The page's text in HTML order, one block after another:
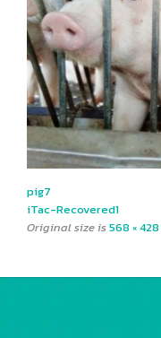
pig7
iTac-Recovered1
Original size is568 × 428